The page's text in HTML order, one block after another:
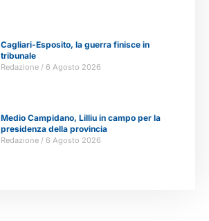
Cagliari-Esposito, la guerra finisce in
tribunale
Redazione 6 Agosto 2026
Medio Campidano, Lilliu in campo per la
presidenza della provincia
Redazione 6 Agosto 2026